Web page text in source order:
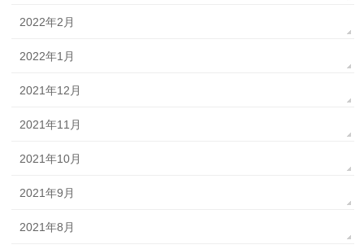
2022年2月
2022年1月
2021年12月
2021年11月
2021年10月
2021年9月
2021年8月